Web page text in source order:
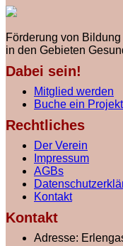
Förderung von
in den Gebieten
Dabei sein!
Mitglied werden
Buche ein Projekt
Rechtliches
Der Verein
Impressum
AGBs
Kontakt
Kontakt
Adresse: